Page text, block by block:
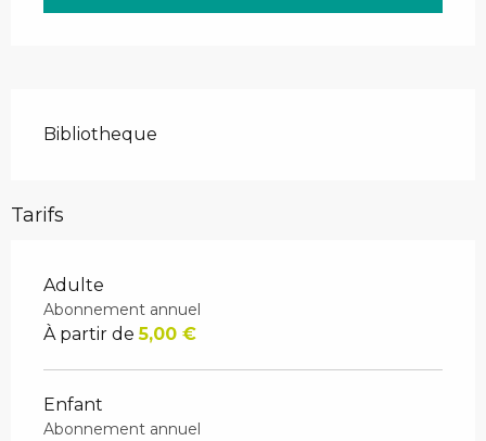
Bibliotheque
Tarifs
Adulte
Abonnement annuel
À partir de5,00 €
Enfant
Abonnement annuel